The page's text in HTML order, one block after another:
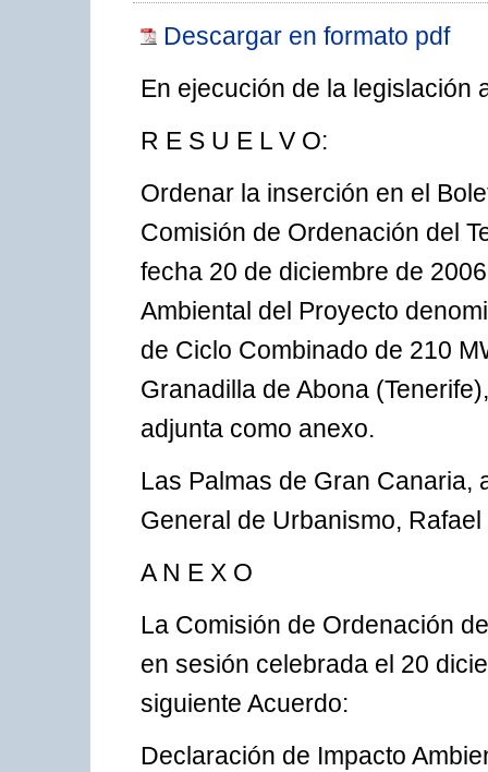
Descargar en formato pdf
En ejecución de la legislación
R E S U E L V O:
Ordenar la inserción en el
Comisión de Ordenación del
fecha 20 de diciembre de
Ambiental del Proyecto
de Ciclo Combinado de 210
Granadilla de Abona
adjunta como anexo.
Las Palmas de Gran Canaria,
General de Urbanismo,
A N E X O
La Comisión de Ordenación
en sesión celebrada el 20
siguiente Acuerdo:
Declaración de Impacto